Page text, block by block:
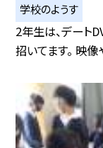
学校のようす
2年生は、デート
招いてます。 映像